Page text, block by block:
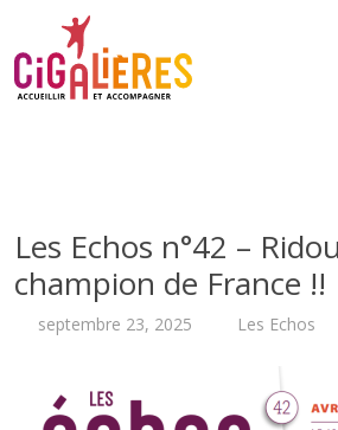
Les Echos n°42 –
champion de France !!
septembre 23, 2025 Les Echos